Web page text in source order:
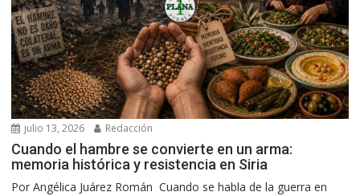
julio 13, 2026 Redacción
Cuando el hambre se convierte en un arma:
memoria histórica y resistencia en Siria
Por Angélica Juárez Román Cuando se habla de la guerra en